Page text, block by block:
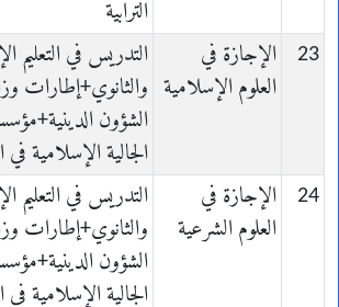
الترابية
23
الإجازة في
العلوم الإسلامية
التدريس في التعليم
والثانوي+إطارات
الشؤون
الجالية الإسلامية في
24
الإجازة في
العلوم الشرعية
التدريس في التعليم
والثانوي+إطارات
الشؤون
الجالية الإسلامية في